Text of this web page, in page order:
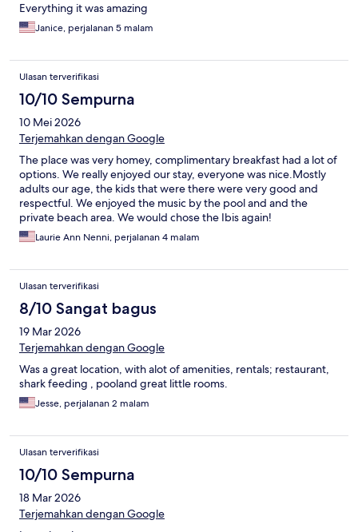
Everything it was amazing
Janice, perjalanan 5 malam
Ulasan terverifikasi
10/10 Sempurna
10 Mei 2026
Terjemahkan dengan Google
The place was very homey, complimentary breakfast had a lot of
options. We really enjoyed our stay, everyone was nice.Mostly
adults our age, the kids that were there were very good and
respectful. We enjoyed the music by the pool and and the
private beach area. We would chose the Ibis again!
Laurie Ann Nenni, perjalanan 4 malam
Ulasan terverifikasi
8/10 Sangat bagus
19 Mar 2026
Terjemahkan dengan Google
Was a great location, with alot of amenities, rentals; restaurant,
shark feeding , pooland great little rooms.
Jesse, perjalanan 2 malam
Ulasan terverifikasi
10/10 Sempurna
18 Mar 2026
Terjemahkan dengan Google